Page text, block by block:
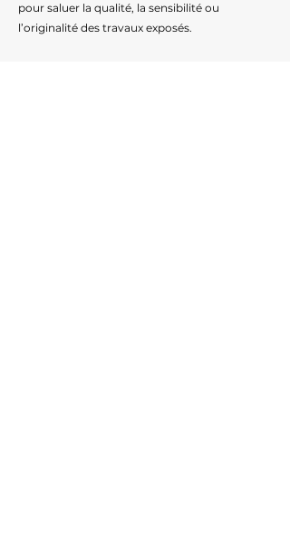
pour saluer la qualité, la sensibilité ou
l’originalité des travaux exposés.